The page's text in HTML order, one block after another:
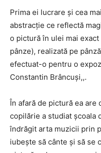
Prima ei lucrare și cea
abstracție ce reflectă
o pictură în ulei mai
pânze), realizată pe
efectuat-o pentru o
Constantin Brâncuși,,.
În afară de pictură ea are
copilărie a studiat școala
îndrăgit arta muzicii prin
iubește să cânte și să se